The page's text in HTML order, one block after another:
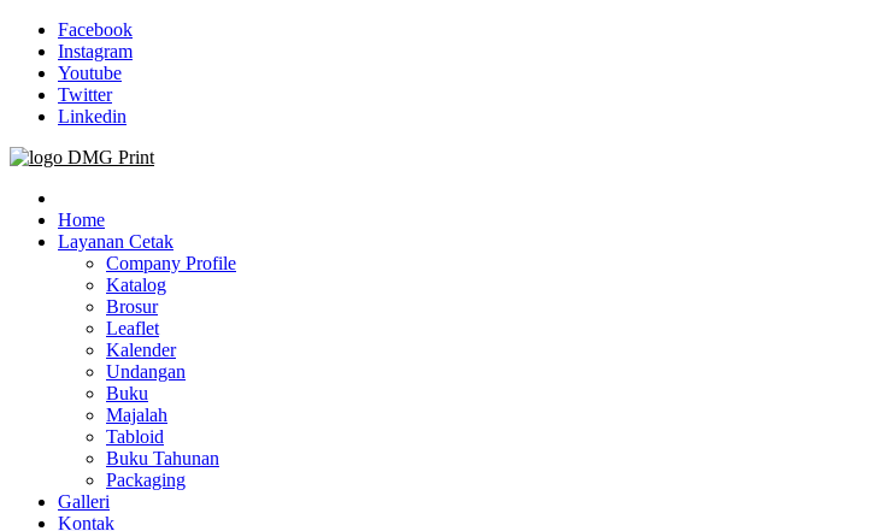
Facebook
Instagram
Youtube
Twitter
Linkedin
Jasa Cetak Online DMG Printing
Home
Layanan Cetak
Company Profile
Katalog
Brosur
Leaflet
Kalender
Undangan
Buku
Majalah
Tabloid
Buku Tahunan
Packaging
Galleri
Kontak